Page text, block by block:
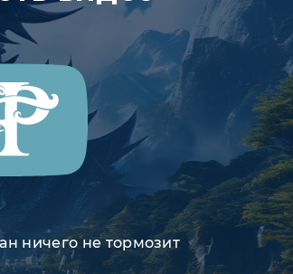
ничего не тормозит